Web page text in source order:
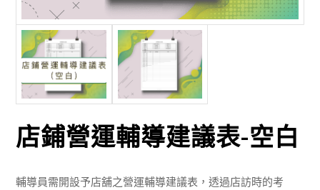
店鋪營運輔導建議表-空白
輔導員需開設予店舖之營運輔導建議表，透過店訪時的考